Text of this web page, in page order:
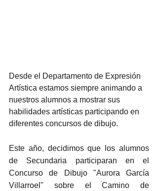
Desde el Departamento de Expresión
Artística estamos siempre animando a
nuestros alumnos a mostrar sus
habilidades artísticas participando en
diferentes concursos de dibujo.
Este año, decidimos que los alumnos
de Secundaria participaran en el
Concurso de Dibujo "Aurora García
Villarroel" sobre el Camino de